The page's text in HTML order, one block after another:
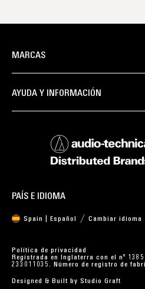
MARCAS
AYUDA Y INFORMACIÓN
PAÍS E IDIOMA
Spain | Español Cambiar idioma
Política de privacidad
Registrada en Inglaterra con el nº
233011035. Número de registro de
Designed & Built by Studio Graft